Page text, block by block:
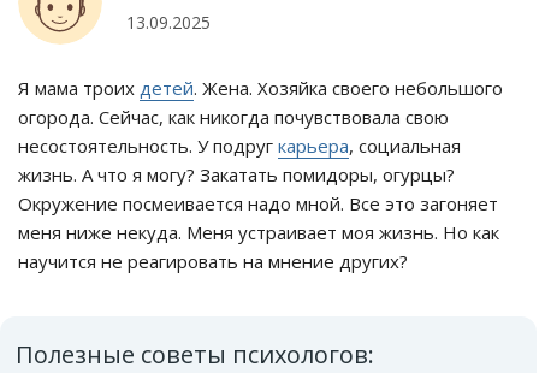
13.09.2025
Я мама троих детей. Жена. Хозяйка своего небольшого
огорода. Сейчас, как никогда почувствовала свою
несостоятельность. У подруг карьера, социальная
жизнь. А что я могу? Закатать помидоры, огурцы?
Окружение посмеивается надо мной. Все это загоняет
меня ниже некуда. Меня устраивает моя жизнь. Но как
научится не реагировать на мнение других?
Полезные советы психологов: